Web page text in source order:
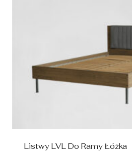
Listwy LVL Do Ramy Łóżka